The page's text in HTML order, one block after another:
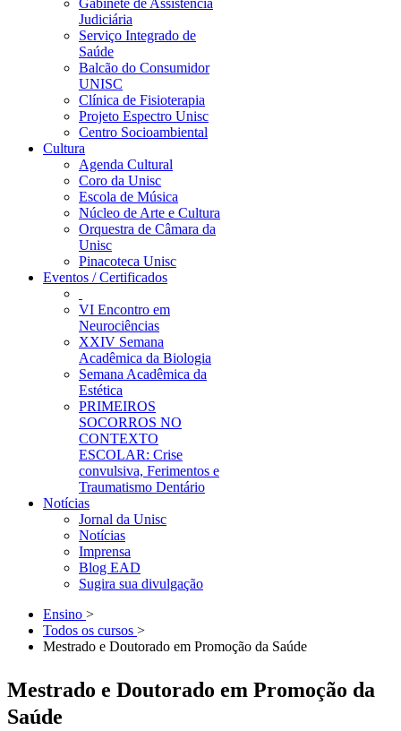
Gabinete de Assistência
Judiciária
Serviço Integrado de
Saúde
Balcão do Consumidor
UNISC
Clínica de Fisioterapia
Projeto Espectro Unisc
Centro Socioambiental
Cultura
Agenda Cultural
Coro da Unisc
Escola de Música
Núcleo de Arte e Cultura
Orquestra de Câmara da
Unisc
Pinacoteca Unisc
Eventos / Certificados
VI Encontro em
Neurociências
XXIV Semana
Acadêmica da Biologia
Semana Acadêmica da
Estética
PRIMEIROS
SOCORROS NO
CONTEXTO
ESCOLAR: Crise
convulsiva, Ferimentos e
Traumatismo Dentário
Notícias
Jornal da Unisc
Notícias
Imprensa
Blog EAD
Sugira sua divulgação
Ensino >
Todos os cursos >
Mestrado e Doutorado em Promoção da Saúde
Mestrado e Doutorado em Promoção da
Saúde